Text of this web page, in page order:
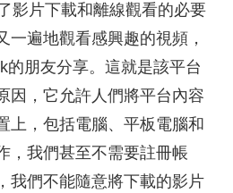
影片下載和離線觀看的必要
一遍地觀看感興趣的視頻，
的朋友分享。這就是該平台
因，它允許人們將平台內容
上，包括電腦、平板電腦和
，我們甚至不需要註冊帳
我們不能隨意將下載的影片